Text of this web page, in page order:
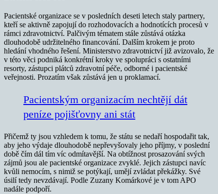
Pacientské organizace se v posledních deseti letech staly partnery,
kteří se aktivně zapojují do rozhodovacích a hodnotících procesů v
rámci zdravotnictví. Palčivým tématem stále zůstává otázka
dlouhodobě udržitelného financování. Dalším krokem je proto
hledání vhodného řešení. Ministerstvo zdravotnictví již avizovalo, že
v této věci podniká konkrétní kroky ve spolupráci s ostatními
resorty, zástupci plátců zdravotní péče, odborné i pacientské
veřejnosti. Prozatím však zůstává jen u proklamací.
Pacientským organizacím nechtějí dát
peníze pojišťovny ani stát
Přičemž ty jsou vzhledem k tomu, že státu se nedaří hospodařit tak,
aby jeho výdaje dlouhodobě nepřevyšovaly jeho příjmy, v poslední
době čím dál tím víc odmítavější. Na obtížnost prosazování svých
zájmů jsou ale pacientské organizace zvyklé. Jejich zástupci navíc
kvůli nemocím, s nimiž se potýkají, umějí zvládat překážky. Své
úsilí tedy nevzdávají. Podle Zuzany Komárkové je v tom APO
nadále podpoří.